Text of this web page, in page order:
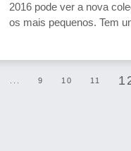
2016 pode ver a nova
os mais pequenos. Tem
9 10 11